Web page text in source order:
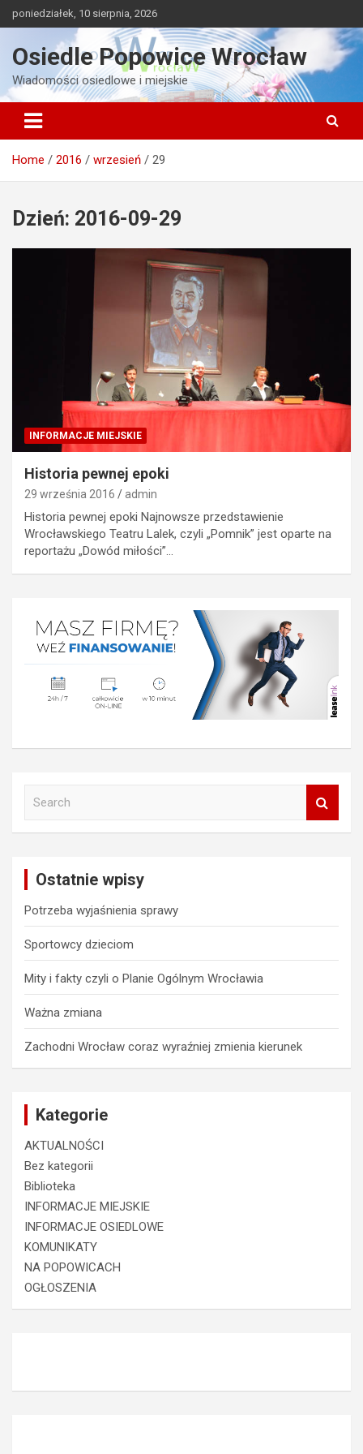
to
poniedziałek, 10 sierpnia, 2026
Osiedle Popowice Wrocław
Wiadomości osiedlowe i miejskie
Home 2016 wrzesień 29
Dzień: 2016-09-29
INFORMACJE MIEJSKIE
Historia pewnej epoki
29 września 2016 admin
Historia pewnej epoki Najnowsze przedstawienie
Wrocławskiego Teatru Lalek, czyli „Pomnik” jest oparte na
reportażu „Dowód miłości”…
Ostatnie wpisy
Potrzeba wyjaśnienia sprawy
Sportowcy dzieciom
Mity i fakty czyli o Planie Ogólnym Wrocławia
Ważna zmiana
Zachodni Wrocław coraz wyraźniej zmienia kierunek
Kategorie
AKTUALNOŚCI
Bez kategorii
Biblioteka
INFORMACJE MIEJSKIE
INFORMACJE OSIEDLOWE
KOMUNIKATY
NA POPOWICACH
OGŁOSZENIA